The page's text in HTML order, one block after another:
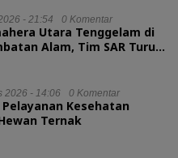
- 21:54 0 Komentar
Utara Tenggelam di
Alam, Tim SAR Turun
2026 - 14:06 0 Komentar
Kesehatan
Ternak